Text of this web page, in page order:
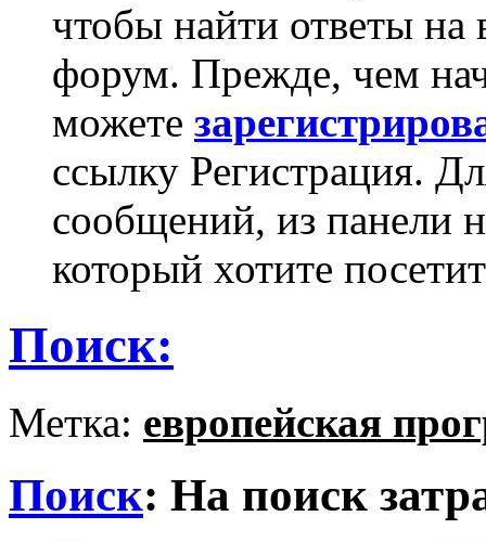
чтобы найти ответы на
форум. Прежде, чем
можете
ссылку Регистрация.
сообщений, из панели
который хотите
Поиск:
Метка: европейская
Поиск: На поиск